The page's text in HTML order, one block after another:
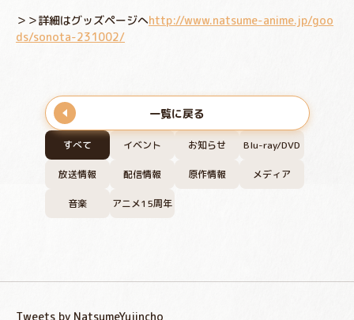
すべて イベント お知らせ Blu-ray/DVD
放送情報 配信情報 原作情報 メディア
音楽 アニメ15周年
＞＞詳細はグッズページへhttp://www.natsume-anime.jp/goo
ds/sonota-231002/
一覧に戻る
Tweets by NatsumeYujincho